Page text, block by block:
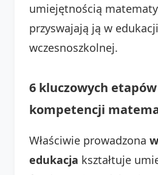
umiejętnością
przyswajają ją w edukacji
wczesnoszkolnej.
6 kluczowych
kompetencji
Właściwie prowadzona
edukacja kształtuje